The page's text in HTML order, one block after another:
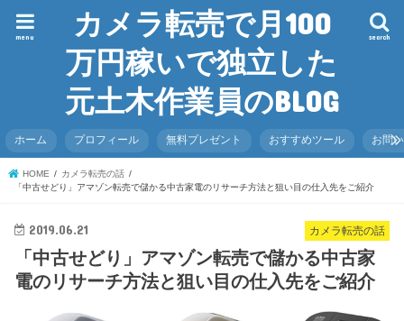
カメラ転売で月100
万円稼いで独立した
元土木作業員のBLOG
search
menu
ホーム プロフィール 無料プレゼント おすすめツール お問
HOME
カメラ転売の話
「中古せどり」アマゾン転売で儲かる中古家電のリサーチ方法と狙い目の仕入先をご紹介
カメラ転売の話
2019.06.21
「中古せどり」アマゾン転売で儲かる中古家
電のリサーチ方法と狙い目の仕入先をご紹介